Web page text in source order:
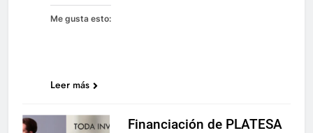
Me gusta esto:
Leer más
Financiación de PLATESA